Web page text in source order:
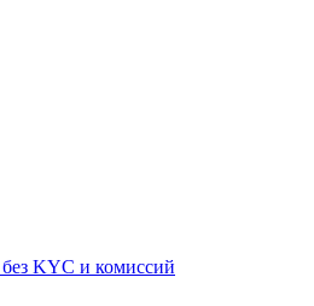
KYC и комиссий